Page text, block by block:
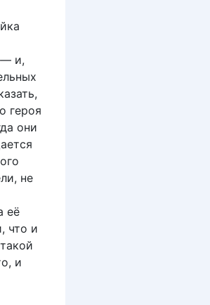
— и,
героя
они
не
её
что и
и